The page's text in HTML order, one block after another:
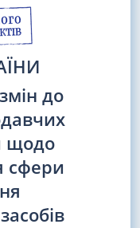
до
щодо
сфери